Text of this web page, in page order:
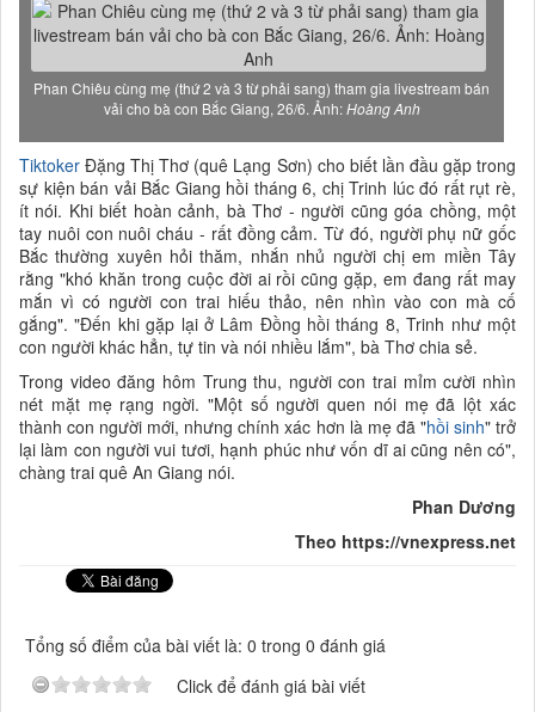
Phan Chiêu cùng mẹ (thứ 2 và 3 từ phải sang) tham gia livestream bán
vải cho bà con Bắc Giang, 26/6. Ảnh:Hoàng Anh
Tiktoker Đặng Thị Thơ (quê Lạng Sơn) cho biết lần đầu gặp trong
sự kiện bán vải Bắc Giang hồi tháng 6, chị Trinh lúc đó rất rụt rè,
ít nói. Khi biết hoàn cảnh, bà Thơ - người cũng góa chồng, một
tay nuôi con nuôi cháu - rất đồng cảm. Từ đó, người phụ nữ gốc
Bắc thường xuyên hỏi thăm, nhắn nhủ người chị em miền Tây
rằng "khó khăn trong cuộc đời ai rồi cũng gặp, em đang rất may
mắn vì có người con trai hiếu thảo, nên nhìn vào con mà cố
gắng". "Đến khi gặp lại ở Lâm Đồng hồi tháng 8, Trinh như một
con người khác hẳn, tự tin và nói nhiều lắm", bà Thơ chia sẻ.
Trong video đăng hôm Trung thu, người con trai mỉm cười nhìn
nét mặt mẹ rạng ngời. "Một số người quen nói mẹ đã lột xác
thành con người mới, nhưng chính xác hơn là mẹ đã "hồi sinh" trở
lại làm con người vui tươi, hạnh phúc như vốn dĩ ai cũng nên có",
chàng trai quê An Giang nói.
Phan Dương
Theo https://vnexpress.net
Tổng số điểm của bài viết là: 0 trong 0 đánh giá
Click để đánh giá bài viết